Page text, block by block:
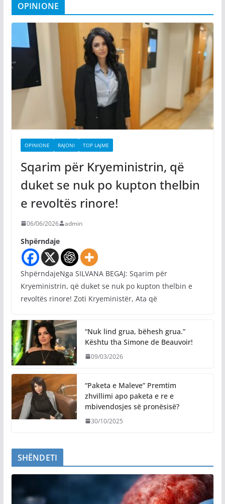
OPINIONE
OPINIONE RAJONI TOP LAJME
Sqarim për Kryeministrin, që
duket se nuk po kupton thelbin
e revoltës rinore!
06/06/2026 admin
Shpërndaje
ShpërndajeNga SILVANA BEGAJ: Sqarim për
Kryeministrin, që duket se nuk po kupton thelbin e
revoltës rinore! Zoti Kryeministër, Ata që
“Nuk lind grua, bëhesh grua.”
Kështu tha Simone de Beauvoir!
09/03/2026
“Paketa e Maleve” Premtim
zhvillimi apo paketa e re e
mbivendosjes së pronësisë?
30/10/2025
SHËNDETI